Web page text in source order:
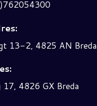
13-2, 4825 AN Breda
17, 4826 GX Breda